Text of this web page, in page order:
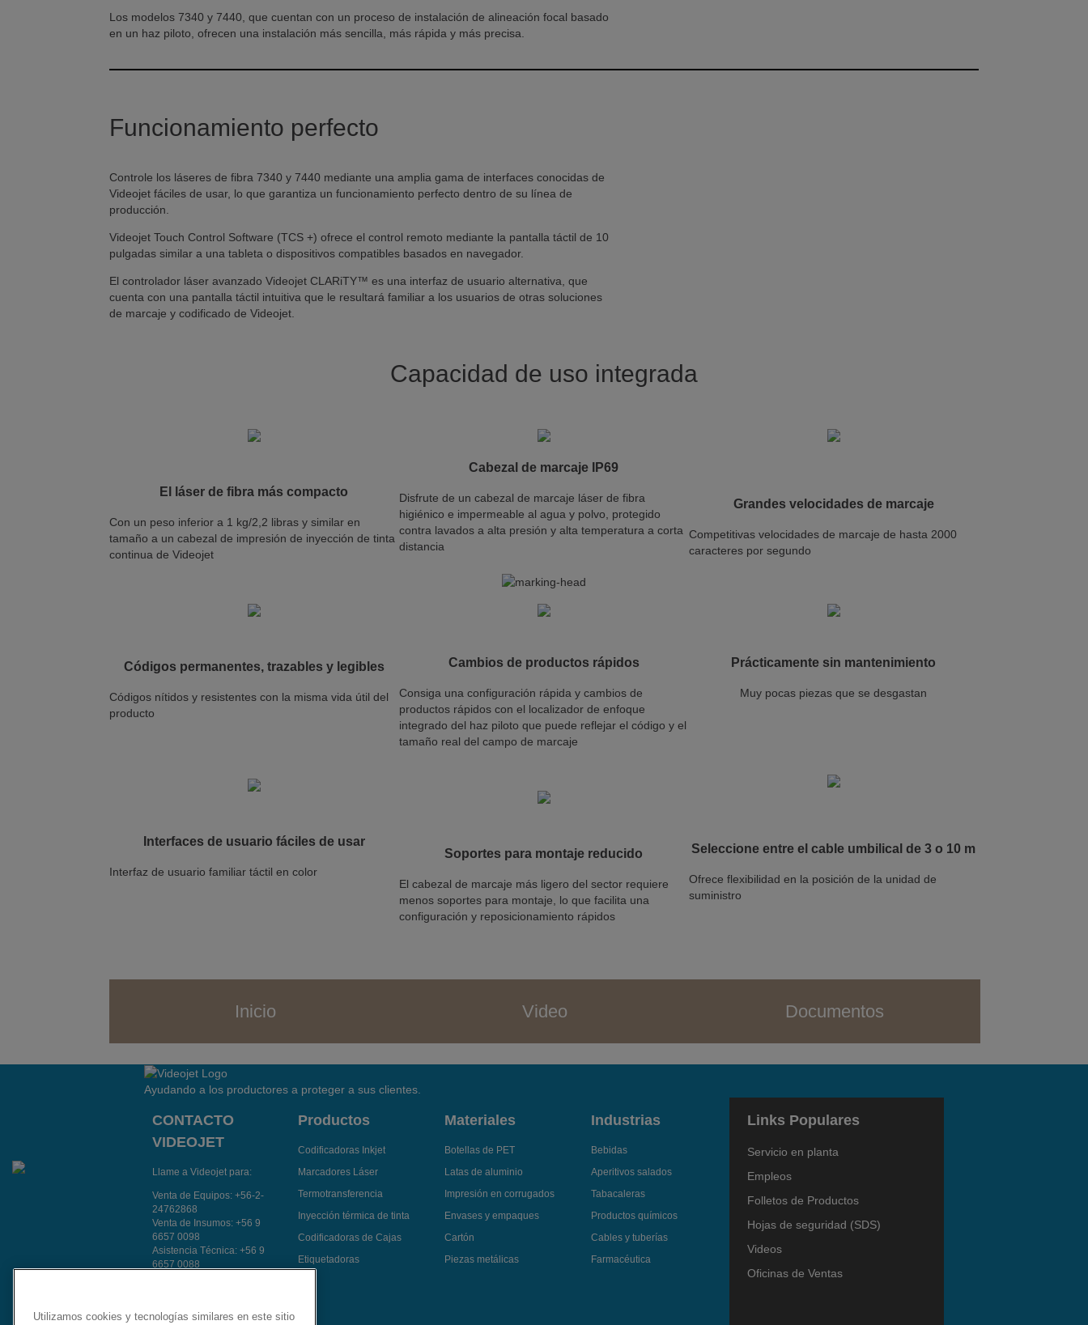
Los modelos 7340 y 7440, que cuentan con un proceso de instalación de alineación focal basado
en un haz piloto, ofrecen una instalación más sencilla, más rápida y más precisa.
Funcionamiento perfecto
Controle los láseres de fibra 7340 y 7440 mediante una amplia gama de interfaces conocidas de
Videojet fáciles de usar, lo que garantiza un funcionamiento perfecto dentro de su línea de
producción.
Videojet Touch Control Software (TCS +) ofrece el control remoto mediante la pantalla táctil de 10
pulgadas similar a una tableta o dispositivos compatibles basados en navegador.
El controlador láser avanzado Videojet CLARiTY™ es una interfaz de usuario alternativa, que
cuenta con una pantalla táctil intuitiva que le resultará familiar a los usuarios de otras soluciones
de marcaje y codificado de Videojet.
Capacidad de uso integrada
El láser de fibra más compacto
Con un peso inferior a 1 kg/2,2 libras y similar en
tamaño a un cabezal de impresión de inyección de tinta
continua de Videojet
Cabezal de marcaje IP69
Disfrute de un cabezal de marcaje láser de fibra
higiénico e impermeable al agua y polvo, protegido
contra lavados a alta presión y alta temperatura a corta
distancia
Grandes velocidades de marcaje
Competitivas velocidades de marcaje de hasta 2000
caracteres por segundo
Códigos permanentes, trazables y legibles
Códigos nítidos y resistentes con la misma vida útil del
producto
Interfaces de usuario fáciles de usar
Interfaz de usuario familiar táctil en color
Cambios de productos rápidos
Consiga una configuración rápida y cambios de
productos rápidos con el localizador de enfoque
integrado del haz piloto que puede reflejar el código y el
tamaño real del campo de marcaje
Soportes para montaje reducido
El cabezal de marcaje más ligero del sector requiere
menos soportes para montaje, lo que facilita una
configuración y reposicionamiento rápidos
Prácticamente sin mantenimiento
Muy pocas piezas que se desgastan
Seleccione entre el cable umbilical de 3 o 10 m
Ofrece flexibilidad en la posición de la unidad de
suministro
Inicio Video Documentos
Ayudando a los productores a proteger a sus clientes.
CONTACTO
VIDEOJET
Llame a Videojet para:
Venta de Equipos: +56-2-
24762868
Venta de Insumos: +56 9
6657 0098
Asistencia Técnica: +56 9
6657 0088
Contacte a un
Productos
Codificadoras Inkjet
Marcadores Láser
Termotransferencia
Inyección térmica de tinta
Codificadoras de Cajas
Etiquetadoras
Materiales
Botellas de PET
Latas de aluminio
Impresión en corrugados
Envases y empaques
Cartón
Piezas metálicas
Industrias
Bebidas
Aperitivos salados
Tabacaleras
Productos químicos
Cables y tuberías
Farmacéutica
Links Populares
Servicio en planta
Empleos
Folletos de Productos
Hojas de seguridad (SDS)
Videos
Oficinas de Ventas
Utilizamos cookies y tecnologías similares en este sitio